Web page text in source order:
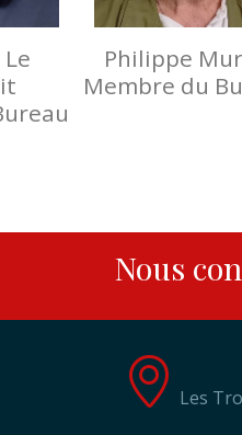
Le
Philippe
Membre du
Nous
Les